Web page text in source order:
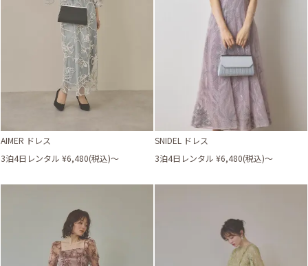
AIMER ドレス
3泊4日レンタル ¥6,480(税込)〜
SNIDEL ドレス
3泊4日レンタル ¥6,480(税込)〜